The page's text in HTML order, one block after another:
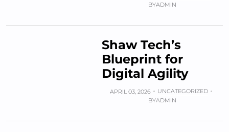
BYADMIN
Shaw Tech’s
Blueprint for
Digital Agility
APRIL 03, 2026
UNCATEGORIZED
BYADMIN